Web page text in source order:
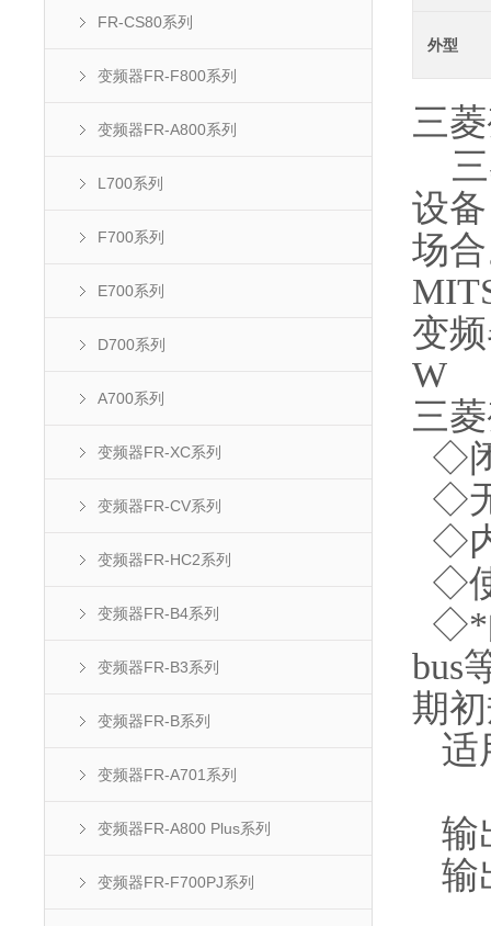
FR-CS80系列
变频器FR-F800系列
变频器FR-A800系列
L700系列
F700系列
E700系列
D700系列
A700系列
变频器FR-XC系列
变频器FR-CV系列
变频器FR-HC2系列
变频器FR-B4系列
变频器FR-B3系列
变频器FR-B系列
变频器FR-A701系列
变频器FR-A800 Plus系列
变频器FR-F700PJ系列
外型
三
三
设
场
变
W
三
◇
◇
◇
◇
◇*
bus
期
适
输
输